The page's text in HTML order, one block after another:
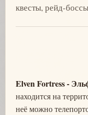
квесты, рейд-боссы
Elven Fortress -
находится на
неё можно